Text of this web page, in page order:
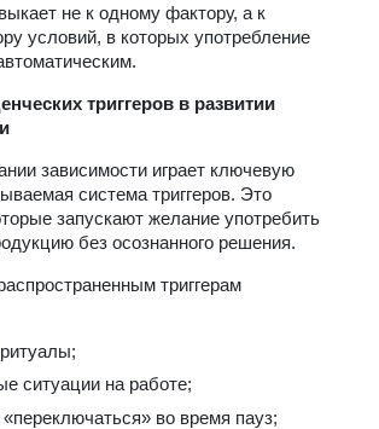
не к одному фактору, а к
условий, в которых употребление
триггеров в развитии
зависимости играет ключевую
система триггеров. Это
запускают желание употребить
без осознанного решения.
триггерам
ситуации на работе;
во время пауз;